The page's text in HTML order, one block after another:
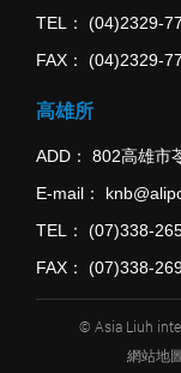
TEL
(04)2329-
FAX
(04)2329-
高雄所
ADD
802高雄市
E-mail
TEL
(07)338-
FAX
(07)338-
© Asia Liuh
網站地